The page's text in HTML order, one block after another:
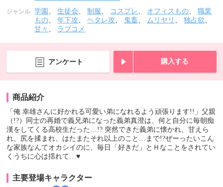
ジャンル 学園 、生徒会、制服、 コスプレ 、 オフィスもの、職業
もの、年下攻、ヘタレ攻、 鬼畜、 ムリヤリ 、独占欲、
甘々 、 ラブコメ
アンケート 購入する
商品紹介
「俺 幸雄さんに好かれる可愛い弟になれるよう頑張ります!!」父親
（!?）同士の再婚で義兄弟になった義弟真澄は、何と自分に毎朝痴
漢をしてくる高校生だった…!? 突然できた義弟に懐かれ、甘えら
れ、尻を揉まれ、はたまたそれ以上のこと…まで!?ぜーったいこん
な家族なんてオカシイのに、毎日「好きだ」とＨなことをされてい
くうちに心は揺れて…♥
主要登場キャラクター